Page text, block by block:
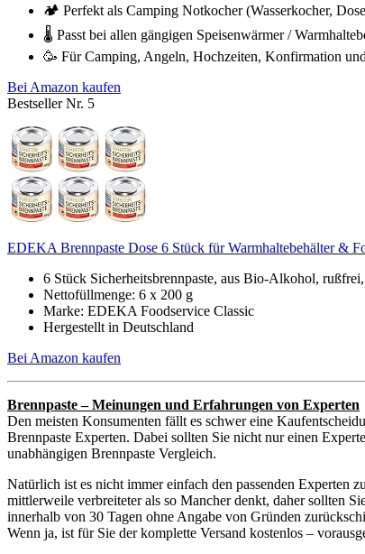
🏕️ Perfekt als Camping Notkocher (Wasserkocher,
🌡️ Passt bei allen gängigen Speisenwärmer /
🥳 Für Camping, Angeln, Hochzeiten, Konfirmation
Bei Amazon kaufen
Bestseller Nr. 5
EDEKA Brennpaste Dose 6 Stück für Warmhaltebehälter &
6 Stück Sicherheitsbrennpaste, aus Bio-Alkohol,
Nettofüllmenge: 6 x 200 g
Marke: EDEKA Foodservice Classic
Hergestellt in Deutschland
Bei Amazon kaufen
Brennpaste – Meinungen und Erfahrungen von Experten
Den meisten Konsumenten fällt es schwer eine
Brennpaste Experten. Dabei sollten Sie nicht nur einen
unabhängigen Brennpaste Vergleich.
Natürlich ist es nicht immer einfach den passenden Experten
mittlerweile verbreiteter als so Mancher denkt, daher sollten
innerhalb von 30 Tagen ohne Angabe von Gründen
Wenn ja, ist für Sie der komplette Versand kostenlos –